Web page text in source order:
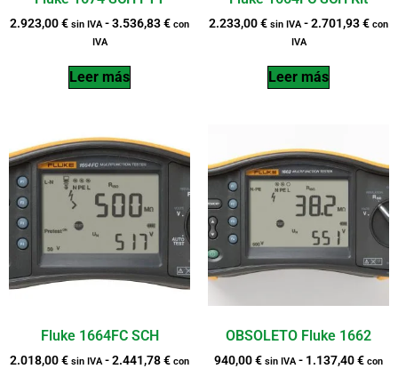
2.923,00€ sin IVA-3.536,83€ con
IVA
Leer más
2.233,00€ sin IVA-2.701,93€ con
IVA
Leer más
Fluke 1664FC SCH
2.018,00€ sin IVA-2.441,78€ con
OBSOLETO Fluke 1662
940,00€ sin IVA- 1.137,40€ con